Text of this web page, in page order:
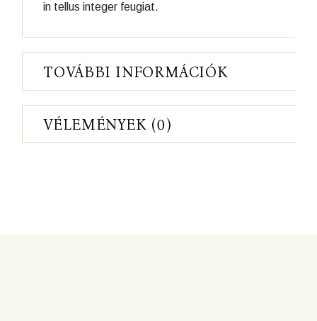
in tellus integer feugiat.
TOVÁBBI INFORMÁCIÓK
VÉLEMÉNYEK (0)